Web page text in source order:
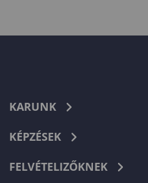
KARUNK
KÉPZÉSEK
FELVÉTELIZŐKNEK